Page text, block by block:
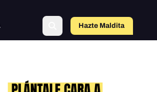
Hazte Maldita